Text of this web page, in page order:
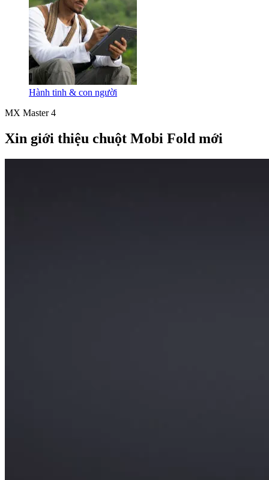
Hành tinh & con người
MX Master 4
Xin giới thiệu chuột Mobi Fold mới